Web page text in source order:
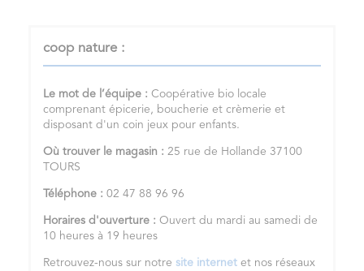
coop nature :
Le mot de l’équipe : Coopérative bio locale
comprenant épicerie, boucherie et crèmerie et
disposant d'un coin jeux pour enfants.
Où trouver le magasin : 25 rue de Hollande 37100
TOURS
Téléphone : 02 47 88 96 96
Horaires d'ouverture : Ouvert du mardi au samedi de
10 heures à 19 heures
Retrouvez-nous sur notre site internet et nos réseaux